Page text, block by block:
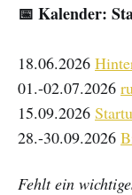
📅 Kalender:
18.06.2026
01.-02.07.2026
15.09.2026
28.-30.09.2026
Fehlt ein